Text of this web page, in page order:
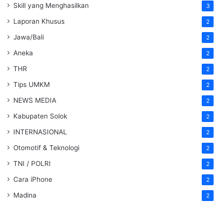
Skill yang Menghasilkan 3
Laporan Khusus 2
Jawa/Bali 2
Aneka 2
THR 2
Tips UMKM 2
NEWS MEDIA 2
Kabupaten Solok 2
INTERNASIONAL 2
Otomotif & Teknologi 2
TNI / POLRI 2
Cara iPhone 2
Madina 2